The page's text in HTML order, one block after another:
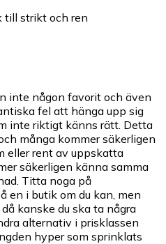
till strikt och ren
inte någon favorit och även
fel att hänga upp sig
inte riktigt känns rätt. Detta
många kommer säkerligen
eller rent av uppskatta
säkerligen känna samma
Titta noga på
en i butik om du kan, men
kanske du ska ta några
alternativ i prisklassen
hyper som sprinklats